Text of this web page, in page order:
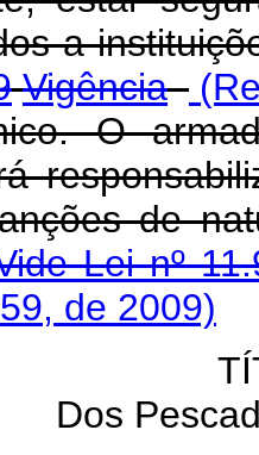
a
Vigência
O
de
Lei nº
de 2009)
Dos